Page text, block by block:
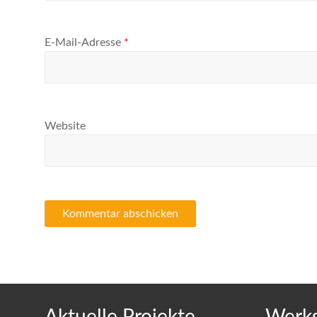
E-Mail-Adresse *
Website